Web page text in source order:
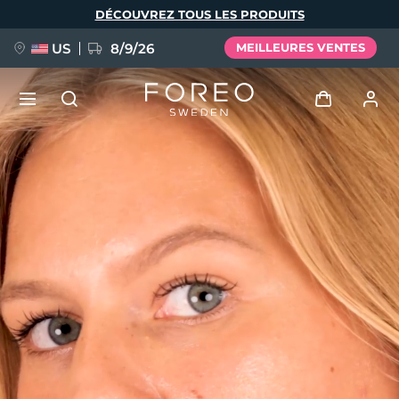
DÉCOUVREZ TOUS LES PRODUITS
US 8/9/26 MEILLEURES VENTES
Se connecter
Profil de l'utilisateur
Mes appareils
Mes commandes
Mes adresses
Mes abonnements
NOUVEAU
FAQ™ Pure Beauty-Tech Elixir
issa™ Teeth Whitening Set
Deutsch
Español
Italiano
Português
Polski
Svenska
Türkçe
简体中文 繁體中文